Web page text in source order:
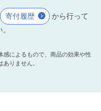
寄付履歴
から行って
によるもので、商品の効果や性
りません。